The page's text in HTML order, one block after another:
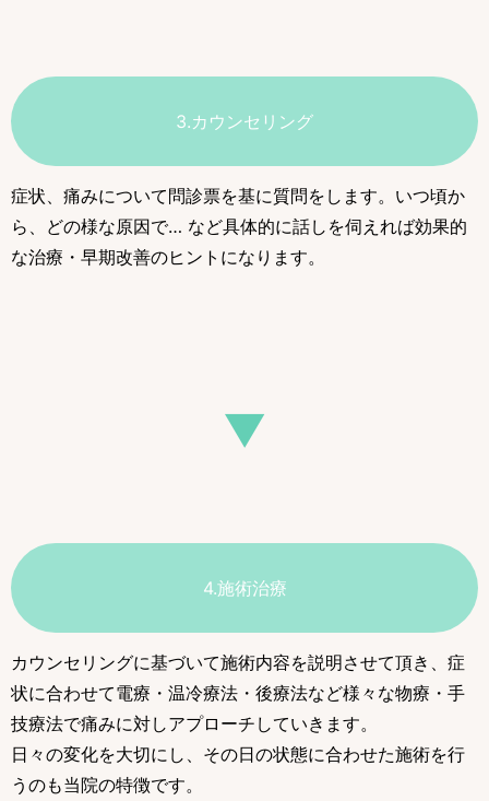
3.カウンセリング
症状、痛みについて問診票を基に質問をします。いつ頃か
ら、どの様な原因で… など具体的に話しを伺えれば効果的
な治療・早期改善のヒントになります。
▼
4.施術治療
カウンセリングに基づいて施術内容を説明させて頂き、症
状に合わせて電療・温冷療法・後療法など様々な物療・手
技療法で痛みに対しアプローチしていきます。
日々の変化を大切にし、その日の状態に合わせた施術を行
うのも当院の特徴です。